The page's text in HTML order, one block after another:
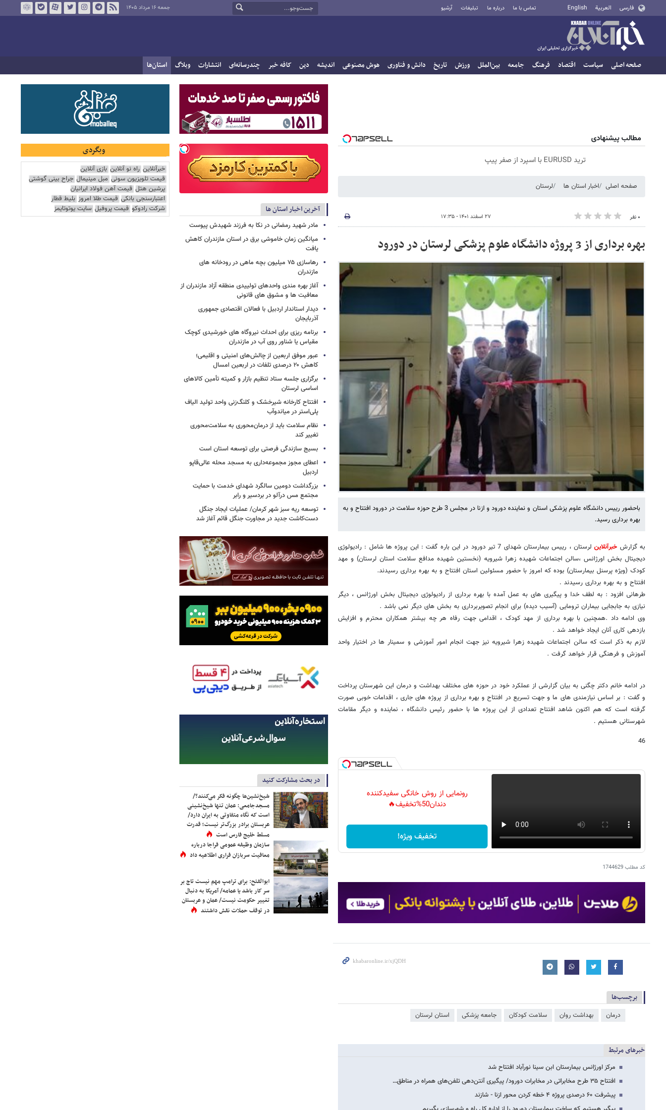
فارسی العربية English تماس با ما درباره ما تبلیغات آرشیو جمعه ۱۶ مرداد ۱۴۰۵
صفحه اصلی سیاست اقتصاد فرهنگ جامعه بین‌الملل ورزش تاریخ دانش و فناوری هوش مصنوعی اندیشه دین کافه خبر چندرسانه‌ای انتشارات وبلاگ استان‌ها
مطالب پیشنهادی
ترید EURUSD با اسپرد از صفر پیپ
صفحه اصلی اخبار استان ها لرستان
۰ نفر ۲۷ اسفند ۱۴۰۱ - ۱۷:۳۵
بهره برداری از 3 پروژه دانشگاه علوم پزشکی لرستان در دورود
باحضور رییس دانشگاه علوم پزشکی استان و نماینده دورود و ازنا در مجلس 3 طرح حوزه سلامت در دورود افتتاح و به
بهره برداری رسید.
به گزارشخبرآنلاین
لرستان ، رییس بیمارستان شهدای 7 تیر دورود در این باره گفت : این پروژه ها شامل : رادیولوژی
دیجیتال بخش اورژانس ،سالن اجتماعات شهیده زهرا شیرویه (نخستین شهیده مدافع سلامت استان لرستان) و مهد
کودک (ویژه پرسنل بیمارستان) بوده که امروز با حضور مسئولین استان افتتاح و به بهره برداری رسیدند.
افتتاح و به بهره برداری رسیدند .
طرهانی افزود : به لطف خدا و پیگیری های به عمل آمده با بهره برداری از رادیولوژی دیجیتال بخش اورژانس ، دیگر
نیازی به جابجایی بیماران ترومایی (آسیب دیده) برای انجام تصویربرداری به بخش های دیگر نمی باشد .
وی ادامه داد .همچنین با بهره برداری از مهد کودک ، اقدامی جهت رفاه هر چه بیشتر همکاران محترم و افزایش
بازدهی کاری آنان ایجاد خواهد شد .
لازم به ذکر است که سالن اجتماعات شهیده زهرا شیرویه نیز جهت انجام امور آموزشی و سمینار ها در اختیار واحد
آموزش و فرهنگی قرار خواهد گرفت .
در ادامه خانم دکتر چگنی به بیان گزارشی از عملکرد خود در حوزه های مختلف بهداشت و درمان این شهرستان پرداخت
و گفت : بر اساس نیازمندی های ما و جهت تسریع در افتتاح و بهره برداری از پروژه های جاری ، اقدامات خوبی صورت
گرفته است که هم اکنون شاهد افتتاح تعدادی از این پروژه ها با حضور رئیس دانشگاه ، نماینده و دیگر مقامات
شهرستانی هستیم .
46
رونمایی از روش خانگی سفیدکننده
دندان50%تخفیف🔥
تخفیف ویژه!
کد مطلب1744629
برچسب‌ها
درمان بهداشت روان سلامت کودکان جامعه پزشکی استان لرستان
خبرهای مرتبط
مرکز اورژانس بیمارستان ابن سینا نورآباد افتتاح شد
افتتاح ۳۵ طرح مخابراتی در مخابرات دورود/ پیگیری آنتن‌دهی تلفن‌های همراه در مناطق…
پیشرفت ۶۰ درصدی پروژه ۴ خطه کردن محور ازنا - شازند
آخرین اخبار استان ها
مادر شهید رمضانی در نکا به فرزند شهیدش پیوست
میانگین زمان خاموشی برق در استان مازندران کاهش
یافت
رهاسازی ۷۵ میلیون بچه ماهی در رودخانه های
مازندران
آغاز بهره مندی واحدهای تولییدی منطقه آزاد مازندران از
معافیت ها و مشوق های قانونی
دیدار استاندار اردبیل با فعالان اقتصادی جمهوری
آذربایجان
برنامه ریزی برای احداث نیروگاه های خورشیدی کوچک
مقیاس یا شناور روی آب در مازندران
عبور موفق اربعین از چالش‌های امنیتی و اقلیمی؛
کاهش ۲۰ درصدی تلفات در اربعین امسال
برگزاری جلسه ستاد تنظیم بازار و کمیته تأمین کالاهای
اساسی لرستان
افتتاح کارخانه شیرخشک و کلنگ‌زنی واحد تولید الیاف
پلی‌استر در میاندوآب
نظام سلامت باید از درمان‌محوری به سلامت‌محوری
تغییر کند
بسیج سازندگی فرصتی برای توسعه استان است
اعطای مجوز مجموعه‌داری به مسجد محله عالی‌قاپو
اردبیل
بزرگداشت دومین سالگرد شهدای خدمت با حمایت
مجتمع مس درآلو در بردسیر و رابر
توسعه ریه سبز شهر کرمان/ عملیات ایجاد جنگل
دست‌کاشت جدید در مجاورت جنگل قائم آغاز شد
در بحث مشارکت کنید
شیخ‌نشین‌ها چگونه فکر می‌کنند؟/
مسجدجامعی: عمان تنها شیخ‌نشینی
است که نگاه متفاوتی به ایران دارد/
عربستان برادر بزرگ‌تر نیست؛ قدرت
مسلط خلیج فارس است
سازمان وظیفه عمومی فراجا درباره
معافیت سربازان فراری اطلاعیه داد
ابوالفتح: برای ترامپ مهم نیست تاج بر
سر کار باشد یا عمامه/ آمریکا به دنبال
تغییر حکومت نیست/ عمان و عربستان
در توقف حملات نقش داشتند
وبگردی
خبرآنلاین راه نو آنلاین بازی آنلاین
قیمت تلویزیون سونی مبل مینیمال جراح بینی گوشتی
پرشین هتل قیمت آهن فولاد ایرانیان
اعتبارسنجی بانکی قیمت طلا امروز بلیط قطار
شرکت رادوکو قیمت پروفیل سایت یوتوتایمز